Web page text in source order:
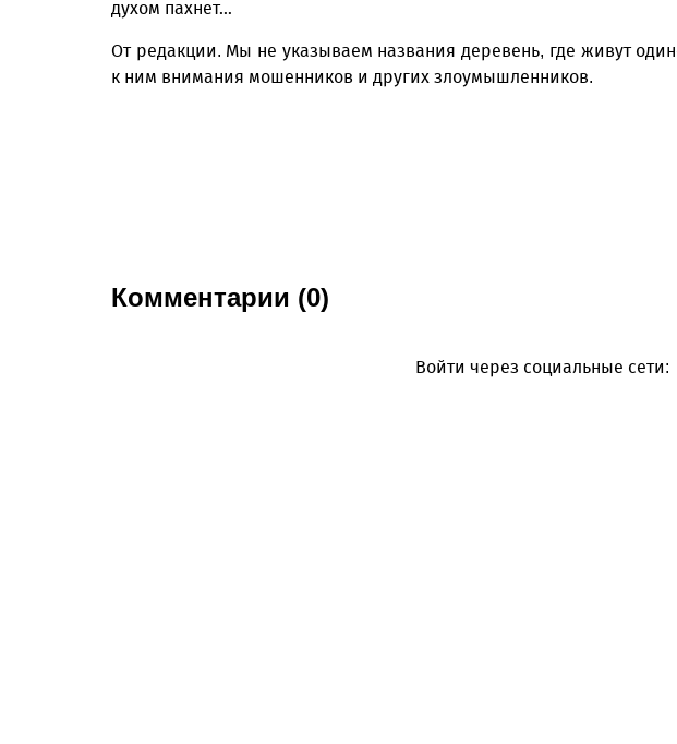
духом пахнет…
От редакции. Мы не указываем названия деревень, где живут
к ним внимания мошенников и других злоумышленников.
Комментарии (0)
Войти через социальные сети: